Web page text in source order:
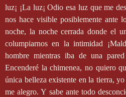
luz¡ ¡La luz¡ Odio esa luz que me
nos hace visible posiblemente ante
noche, la noche cerrada donde el
columpiarnos en la intimidad
hombre mientras iba de una
Encenderé la chimenea, no quiero
única belleza existente en la tierra,
me alegro. Y sabe ante todo